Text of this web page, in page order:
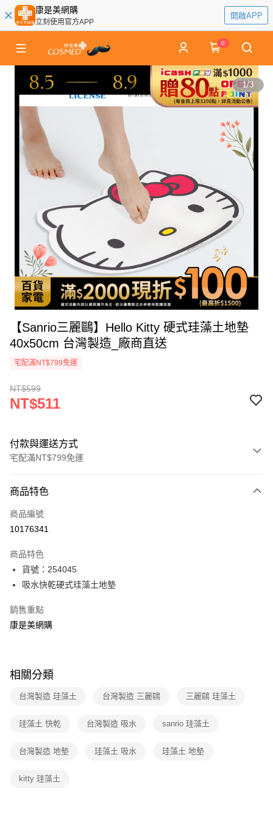
康是美網購
立刻使用官方APP
開啟APP
0
1/3
【Sanrio三麗鷗】Hello Kitty 硬式珪藻土地墊
40x50cm 台灣製造_廠商直送
宅配滿NT$799免運
NT$599
NT$511
付款與運送方式
宅配滿NT$799免運
icash Pay
信用卡一次付款
LINE Pay
Apple Pay
街口支付
每筆NT$100，滿NT$799(含以上)免運費
商品特色
商品編號
10176341
商品特色
貨號：254045
吸水快乾硬式珪藻土地墊
銷售重點
康是美網購
相關分類
台灣製造 珪藻土 台灣製造 三麗鷗 三麗鷗 珪藻土
珪藻土 快乾 台灣製造 吸水 sanrio 珪藻土
台灣製造 地墊 珪藻土 吸水 珪藻土 地墊
kitty 珪藻土